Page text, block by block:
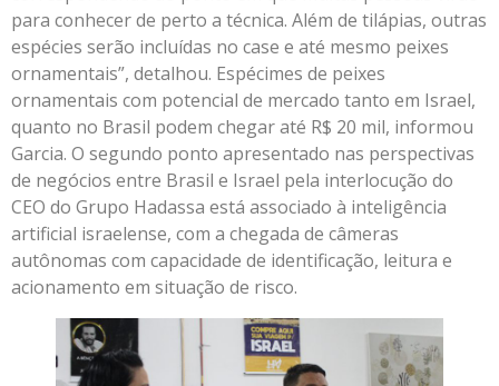
para conhecer de perto a técnica. Além de tilápias, outras
espécies serão incluídas no case e até mesmo peixes
ornamentais”, detalhou. Espécimes de peixes
ornamentais com potencial de mercado tanto em Israel,
quanto no Brasil podem chegar até R$ 20 mil, informou
Garcia. O segundo ponto apresentado nas perspectivas
de negócios entre Brasil e Israel pela interlocução do
CEO do Grupo Hadassa está associado à inteligência
artificial israelense, com a chegada de câmeras
autônomas com capacidade de identificação, leitura e
acionamento em situação de risco.